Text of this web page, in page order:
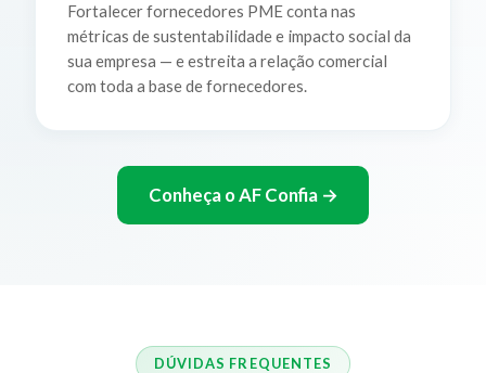
Fortalecer fornecedores PME conta nas
métricas de sustentabilidade e impacto social da
sua empresa — e estreita a relação comercial
com toda a base de fornecedores.
Conheça o AF Confia →
DÚVIDAS FREQUENTES